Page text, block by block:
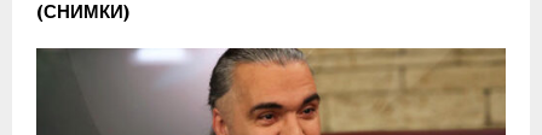
(СНИМКИ)